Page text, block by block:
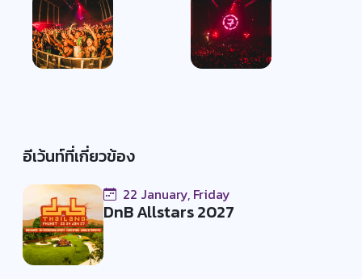
อีเว้นท์ที่เกี่ยวข้อง
22 January, Friday
DnB Allstars 2027